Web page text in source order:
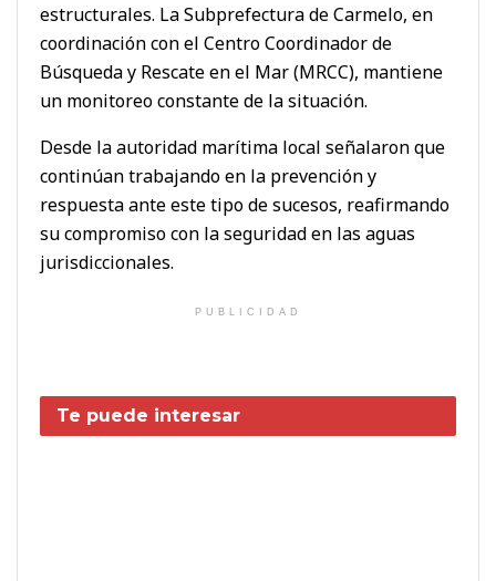
estructurales. La Subprefectura de Carmelo, en
coordinación con el Centro Coordinador de
Búsqueda y Rescate en el Mar (MRCC), mantiene
un monitoreo constante de la situación.
Desde la autoridad marítima local señalaron que
continúan trabajando en la prevención y
respuesta ante este tipo de sucesos, reafirmando
su compromiso con la seguridad en las aguas
jurisdiccionales.
PUBLICIDAD
Te puede interesar